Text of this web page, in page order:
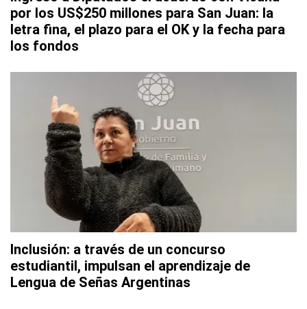
por los US$250 millones para San Juan: la
letra fina, el plazo para el OK y la fecha para
los fondos
Inclusión: a través de un concurso
estudiantil, impulsan el aprendizaje de
Lengua de Señas Argentinas